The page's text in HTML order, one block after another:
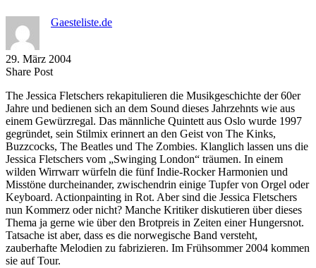
Gaesteliste.de
29. März 2004
Share PostShare
Facebook
Copy
to
clipboard
Send
via
eMail
The Jessica Fletschers rekapitulieren die Musikgeschichte der 60er
Jahre und bedienen sich an dem Sound dieses Jahrzehnts wie aus
einem Gewürzregal. Das männliche Quintett aus Oslo wurde 1997
gegründet, sein Stilmix erinnert an den Geist von The Kinks,
Buzzcocks, The Beatles und The Zombies. Klanglich lassen uns die
Jessica Fletschers vom „Swinging London“ träumen. In einem
wilden Wirrwarr würfeln die fünf Indie-Rocker Harmonien und
Misstöne durcheinander, zwischendrin einige Tupfer von Orgel oder
Keyboard. Actionpainting in Rot. Aber sind die Jessica Fletschers
nun Kommerz oder nicht? Manche Kritiker diskutieren über dieses
Thema ja gerne wie über den Brotpreis in Zeiten einer Hungersnot.
Tatsache ist aber, dass es die norwegische Band versteht,
zauberhafte Melodien zu fabrizieren. Im Frühsommer 2004 kommen
sie auf Tour.